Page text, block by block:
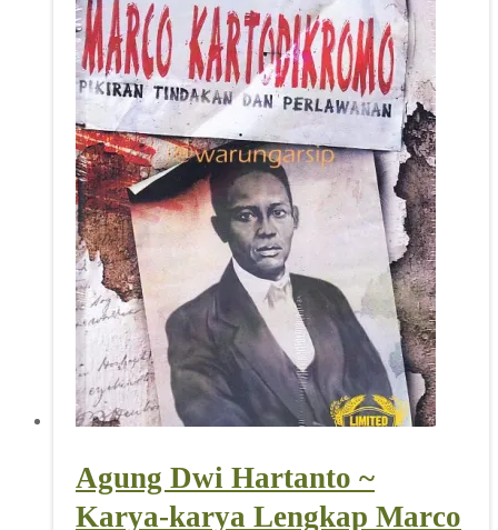
Agung Dwi Hartanto ~
Karya-karya Lengkap Marco